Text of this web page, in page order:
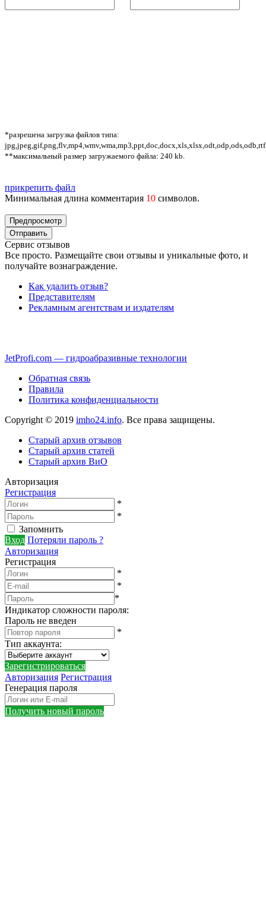
*разрешена загрузка файлов типа:
**максимальный размер загружаемого файла: 240 kb.
прикрепить файл
Минимальная длина комментария 10 символов.
Сервис отзывов
Все просто. Размещайте свои отзывы и уникальные фото, и
получайте вознаграждение.
Как удалить отзыв?
Представителям
Рекламным агентствам и издателям
JetProfi.com — гидроабразивные технологии
Обратная связь
Правила
Политика конфиденциальности
Copyright © 2019 imho24.info. Все права защищены.
Старый архив отзывов
Старый архив статей
Старый архив ВиО
Авторизация
Регистрация
*
*
Запомнить
Вход Потеряли пароль ?
Авторизация
Регистрация
*
*
*
Индикатор сложности пароля:
Пароль не введен
*
Тип аккаунта:
Зарегистрироваться
Авторизация Регистрация
Генерация пароля
Получить новый пароль